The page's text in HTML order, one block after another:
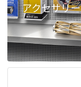
アクセサリー